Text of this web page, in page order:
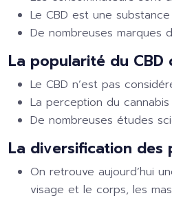
Le CBD est une
De nombreuses marques
La popularité du
Le CBD n’est pas
La perception du
De nombreuses études
La diversification des
On retrouve aujourd’hui
visage et le corps, les